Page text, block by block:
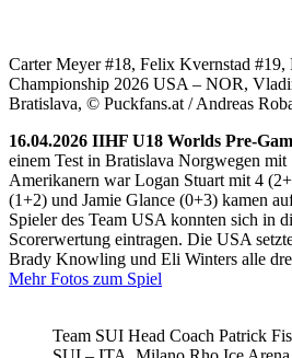
Carter Meyer #18, Felix Kvernstad #19,
Championship 2026 USA – NOR,
Bratislava, © Puckfans.at / Andreas
16.04.2026 IIHF U18 Worlds Pre-
einem Test in Bratislava Norgwegen
Amerikanern war Logan Stuart mit 4
(1+2) und Jamie Glance (0+3) kamen
Spieler des Team USA konnten sich in
Scorerwertung eintragen. Die USA
Brady Knowling und Eli Winters alle
Mehr Fotos zum Spiel
Team SUI Head Coach Patrick